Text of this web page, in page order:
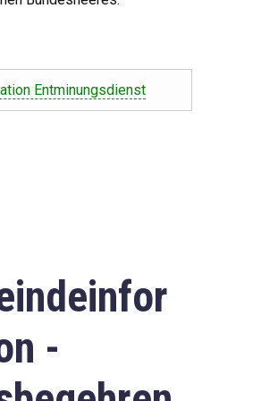
Entminungsdienst
-